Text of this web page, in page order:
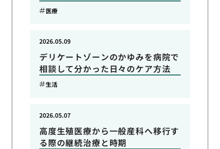
医療
デリケートゾーンのかゆみを病院で
相談して分かった日々のケア方法
2026.05.09
生活
高度生殖医療から一般産科へ移行す
る際の継続治療と時期
2026.05.07